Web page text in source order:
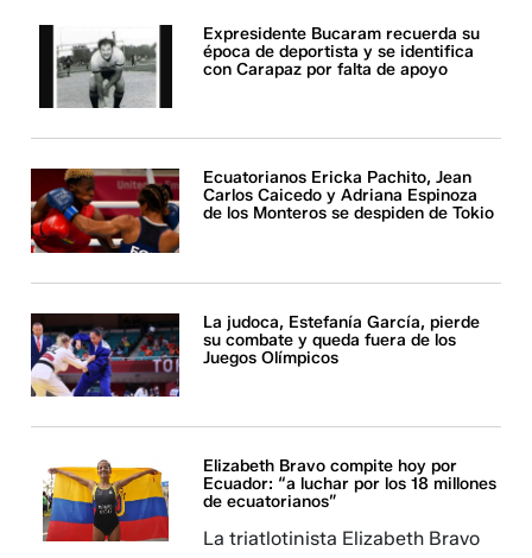
Expresidente Bucaram recuerda su
época de deportista y se identifica
con Carapaz por falta de apoyo
Ecuatorianos Ericka Pachito, Jean
Carlos Caicedo y Adriana Espinoza
de los Monteros se despiden de Tokio
La judoca, Estefanía García, pierde
su combate y queda fuera de los
Juegos Olímpicos
Elizabeth Bravo compite hoy por
Ecuador: “a luchar por los 18 millones
de ecuatorianos”
La triatlotinista Elizabeth Bravo